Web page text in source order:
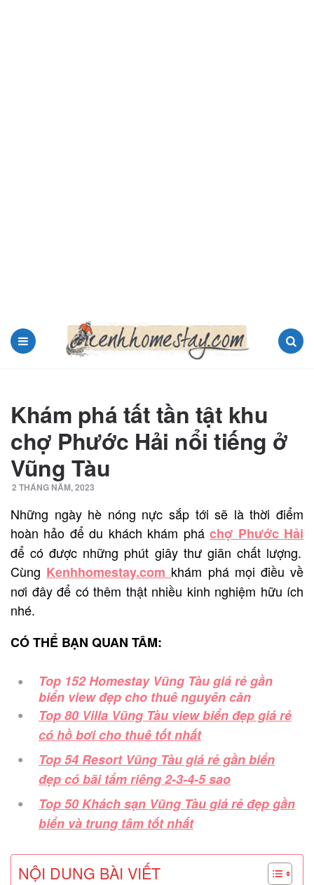
Khám phá tất tần tật khu
chợ Phước Hải nổi tiếng ở
Vũng Tàu
2 THÁNG NĂM, 2023
Những ngày hè nóng nực sắp tới sẽ là thời điểm
hoàn hảo để du khách khám pháchợ Phước Hải
để có được những phút giây thư giãn chất lượng.
Cùng Kenhhomestay.com khám phá mọi điều về
nơi đây để có thêm thật nhiều kinh nghiệm hữu ích
nhé.
CÓ THỂ BẠN QUAN TÂM:
Top 152 Homestay Vũng Tàu giá rẻ gần
biển view đẹp cho thuê nguyên căn
Top 80 Villa Vũng Tàu view biển đẹp giá rẻ
có hồ bơi cho thuê tốt nhất
Top 54 Resort Vũng Tàu giá rẻ gần biển
đẹp có bãi tắm riêng 2-3-4-5 sao
Top 50 Khách sạn Vũng Tàu giá rẻ đẹp gần
biển và trung tâm tốt nhất
NỘI DUNG BÀI VIẾT